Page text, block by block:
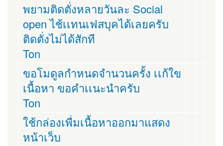
พยามติดตั่งหลายวันละ Social
open ไช้เเทนเฟสบุคได้เลยครับ
ติดตั่งไม่ได้สักที
Ton
ขอโมดูลกำหนดจำนวนครั้ง เเก้ใข
เนื้อหา ขอคำเเนะนำครับ
Ton
ใช้กล่องเพื่มเนื้อหาออกมาแสดง
หน้าเว็บ